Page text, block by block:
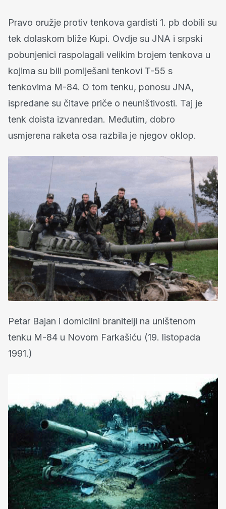
Pravo oružje protiv tenkova gardisti 1. pb dobili su
tek dolaskom bliže Kupi. Ovdje su JNA i srpski
pobunjenici raspolagali velikim brojem tenkova u
kojima su bili pomiješani tenkovi T-55 s
tenkovima M-84. O tom tenku, ponosu JNA,
ispredane su čitave priče o neuništivosti. Taj je
tenk doista izvanredan. Međutim, dobro
usmjerena raketa osa razbila je njegov oklop.
Petar Bajan i domicilni branitelji na uništenom
tenku M-84 u Novom Farkašiću (19. listopada
1991.)